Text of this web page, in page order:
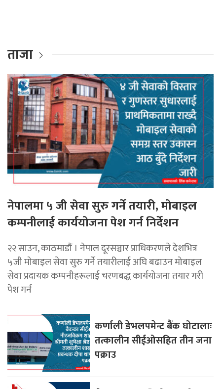
ताजा
नेपालमा ५ जी सेवा सुरु गर्ने तयारी, मोबाइल
कम्पनीलाई कार्ययोजना पेश गर्न निर्देशन
२२ साउन, काठमाडाैं । नेपाल दूरसञ्चार प्राधिकरणले देशभित्र
५जी मोबाइल सेवा सुरु गर्ने तयारीलाई अघि बढाउन मोबाइल
सेवा प्रदायक कम्पनीहरूलाई चरणबद्ध कार्ययोजना तयार गरी
पेश गर्न
कर्णाली डेभलपमेन्ट बैंक घोटालाः
तत्कालीन सीईओसहित तीन जना
पक्राउ